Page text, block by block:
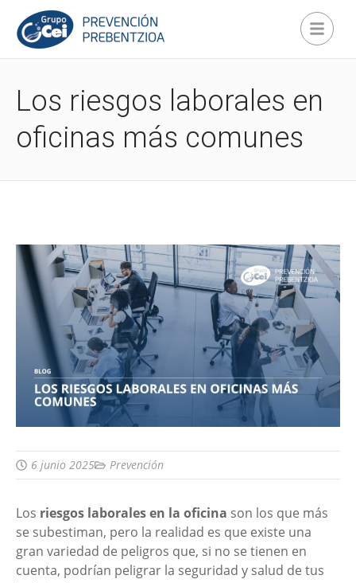
Los riesgos laborales en
oficinas más comunes
6 junio 2025 Prevención
Los riesgos laborales en la oficina son los que más
se subestiman, pero la realidad es que existe una
gran variedad de peligros que, si no se tienen en
cuenta, podrían peligrar la seguridad y salud de tus